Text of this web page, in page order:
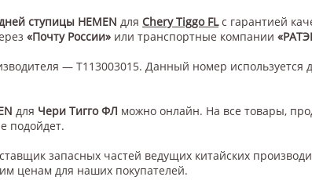
ступицы HEMEN для Chery Tiggo FLс гарантией
«Почту России» или транспортные компании
— T113003015. Данный номер используется
для Чери Тигго ФЛ можно онлайн. На все товары,
подойдет.
запасных частей ведущих китайских
ценам для наших покупателей.